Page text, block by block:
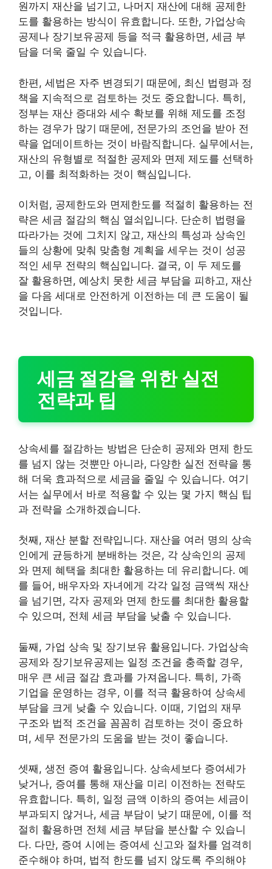
원까지 재산을 넘기고, 나머지 재산에 대해 공제한
도를 활용하는 방식이 유효합니다. 또한, 가업상속
공제나 장기보유공제 등을 적극 활용하면, 세금 부
담을 더욱 줄일 수 있습니다.
한편, 세법은 자주 변경되기 때문에, 최신 법령과 정
책을 지속적으로 검토하는 것도 중요합니다. 특히,
정부는 재산 증대와 세수 확보를 위해 제도를 조정
하는 경우가 많기 때문에, 전문가의 조언을 받아 전
략을 업데이트하는 것이 바람직합니다. 실무에서는,
재산의 유형별로 적절한 공제와 면제 제도를 선택하
고, 이를 최적화하는 것이 핵심입니다.
이처럼, 공제한도와 면제한도를 적절히 활용하는 전
략은 세금 절감의 핵심 열쇠입니다. 단순히 법령을
따라가는 것에 그치지 않고, 재산의 특성과 상속인
들의 상황에 맞춰 맞춤형 계획을 세우는 것이 성공
적인 세무 전략의 핵심입니다. 결국, 이 두 제도를
잘 활용하면, 예상치 못한 세금 부담을 피하고, 재산
을 다음 세대로 안전하게 이전하는 데 큰 도움이 될
것입니다.
세금 절감을 위한 실전
전략과 팁
상속세를 절감하는 방법은 단순히 공제와 면제 한도
를 넘지 않는 것뿐만 아니라, 다양한 실전 전략을 통
해 더욱 효과적으로 세금을 줄일 수 있습니다. 여기
서는 실무에서 바로 적용할 수 있는 몇 가지 핵심 팁
과 전략을 소개하겠습니다.
첫째, 재산 분할 전략입니다. 재산을 여러 명의 상속
인에게 균등하게 분배하는 것은, 각 상속인의 공제
와 면제 혜택을 최대한 활용하는 데 유리합니다. 예
를 들어, 배우자와 자녀에게 각각 일정 금액씩 재산
을 넘기면, 각자 공제와 면제 한도를 최대한 활용할
수 있으며, 전체 세금 부담을 낮출 수 있습니다.
둘째, 가업 상속 및 장기보유 활용입니다. 가업상속
공제와 장기보유공제는 일정 조건을 충족할 경우,
매우 큰 세금 절감 효과를 가져옵니다. 특히, 가족
기업을 운영하는 경우, 이를 적극 활용하여 상속세
부담을 크게 낮출 수 있습니다. 이때, 기업의 재무
구조와 법적 조건을 꼼꼼히 검토하는 것이 중요하
며, 세무 전문가의 도움을 받는 것이 좋습니다.
셋째, 생전 증여 활용입니다. 상속세보다 증여세가
낮거나, 증여를 통해 재산을 미리 이전하는 전략도
유효합니다. 특히, 일정 금액 이하의 증여는 세금이
부과되지 않거나, 세금 부담이 낮기 때문에, 이를 적
절히 활용하면 전체 세금 부담을 분산할 수 있습니
다. 다만, 증여 시에는 증여세 신고와 절차를 엄격히
준수해야 하며, 법적 한도를 넘지 않도록 주의해야